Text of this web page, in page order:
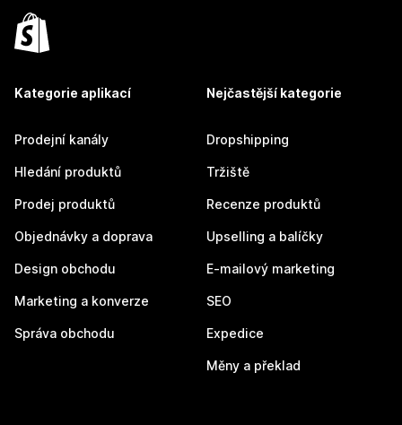
Kategorie aplikací
Prodejní kanály
Hledání produktů
Prodej produktů
Objednávky a doprava
Design obchodu
Marketing a konverze
Správa obchodu
Nejčastější kategorie
Dropshipping
Tržiště
Recenze produktů
Upselling a balíčky
E-mailový marketing
SEO
Expedice
Měny a překlad